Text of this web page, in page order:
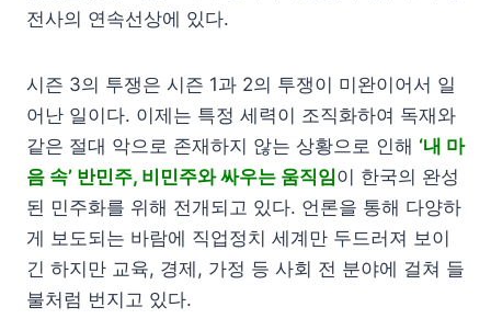
전사의 연속선상에 있다.
시즌 3의 투쟁은 시즌 1과 2의 투쟁이 미완이어서 일
어난 일이다. 이제는 특정 세력이 조직화하여 독재와
같은 절대 악으로 존재하지 않는 상황으로 인해 ‘내 마
음 속’ 반민주, 비민주와 싸우는 움직임이 한국의 완성
된 민주화를 위해 전개되고 있다. 언론을 통해 다양하
게 보도되는 바람에 직업정치 세계만 두드러져 보이
긴 하지만 교육, 경제, 가정 등 사회 전 분야에 걸쳐 들
불처럼 번지고 있다.